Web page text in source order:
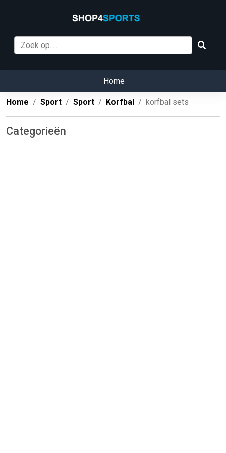
Home
Home Sport Sport Korfbal korfbal sets
Categorieën